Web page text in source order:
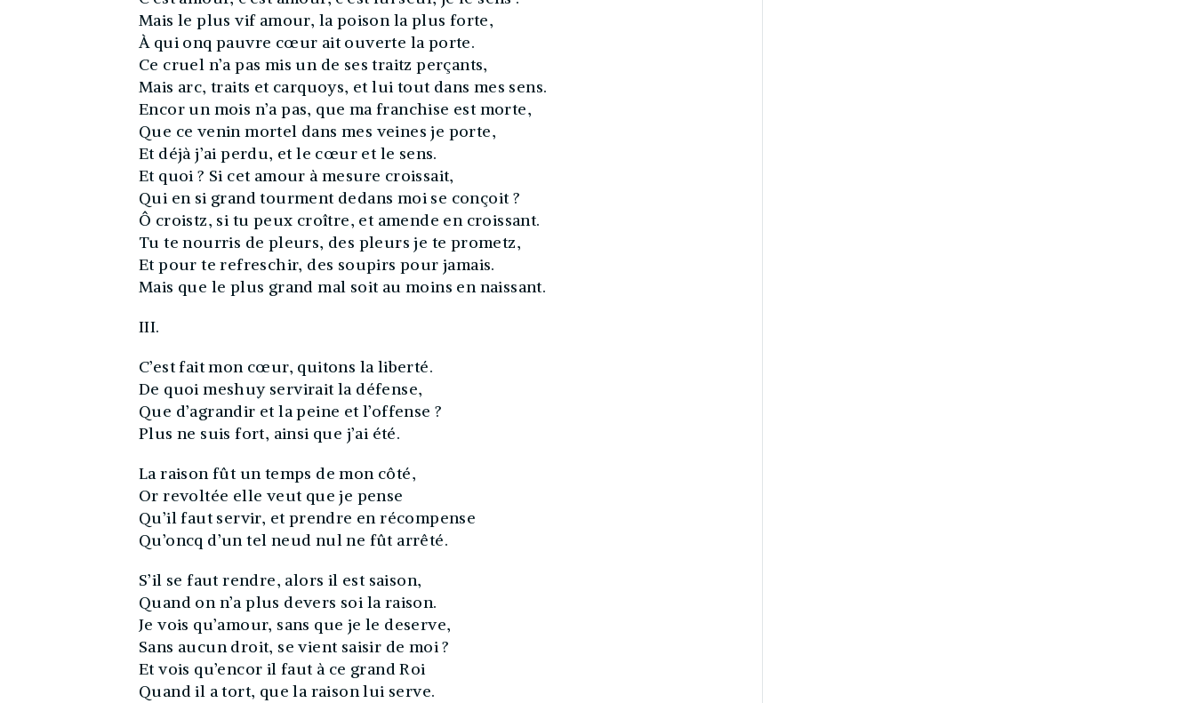
Mais le plus vif amour, la poison la plus forte,
À qui onq pauvre cœur ait ouverte la porte.
Ce cruel n’a pas mis un de ses traitz perçants,
Mais arc, traits et carquoys, et lui tout dans mes sens.
Encor un mois n’a pas, que ma franchise est morte,
Que ce venin mortel dans mes veines je porte,
Et déjà j’ai perdu, et le cœur et le sens.
Et quoi ? Si cet amour à mesure croissait,
Qui en si grand tourment dedans moi se conçoit ?
Ô croistz, si tu peux croître, et amende en croissant.
Tu te nourris de pleurs, des pleurs je te prometz,
Et pour te refreschir, des soupirs pour jamais.
Mais que le plus grand mal soit au moins en naissant.
III.
C’est fait mon cœur, quitons la liberté.
De quoi meshuy servirait la défense,
Que d’agrandir et la peine et l’offense ?
Plus ne suis fort, ainsi que j’ai été.
La raison fût un temps de mon côté,
Or revoltée elle veut que je pense
Qu’il faut servir, et prendre en récompense
Qu’oncq d’un tel neud nul ne fût arrêté.
S’il se faut rendre, alors il est saison,
Quand on n’a plus devers soi la raison.
Je vois qu’amour, sans que je le deserve,
Sans aucun droit, se vient saisir de moi ?
Et vois qu’encor il faut à ce grand Roi
Quand il a tort, que la raison lui serve.